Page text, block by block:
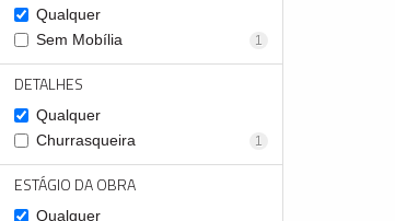
Qualquer
Sem Mobília
1
DETALHES
Qualquer
Churrasqueira
1
ESTÁGIO DA OBRA
Qualquer